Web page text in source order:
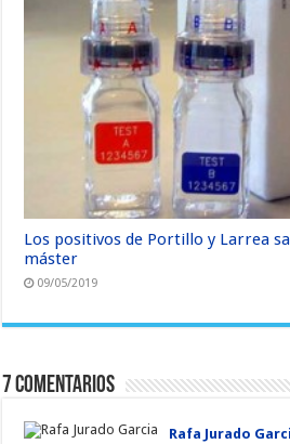
Los positivos de Portillo y Larrea
máster
09/05/2019
7 Comentarios
Rafa Jurado